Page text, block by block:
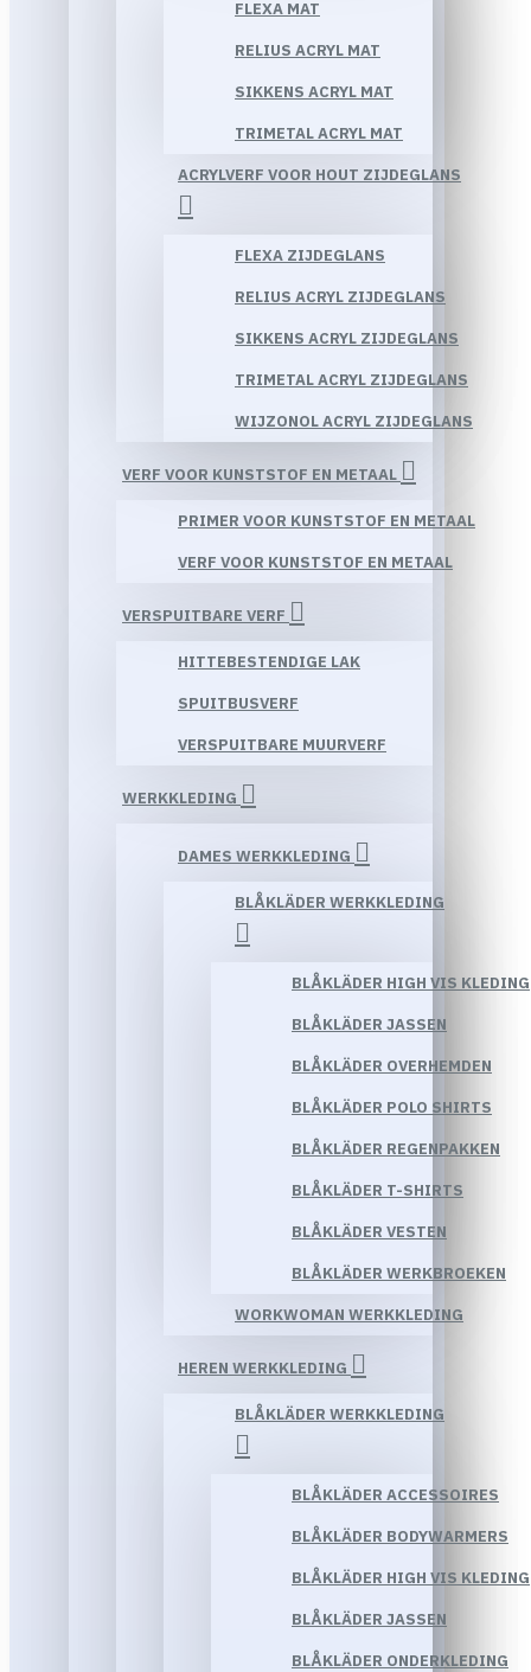
FLEXA MAT
RELIUS ACRYL MAT
SIKKENS ACRYL MAT
TRIMETAL ACRYL MAT
ACRYLVERF VOOR HOUT ZIJDEGLANS
FLEXA ZIJDEGLANS
RELIUS ACRYL ZIJDEGLANS
SIKKENS ACRYL ZIJDEGLANS
TRIMETAL ACRYL ZIJDEGLANS
WIJZONOL ACRYL ZIJDEGLANS
VERF VOOR KUNSTSTOF EN METAAL
PRIMER VOOR KUNSTSTOF EN METAAL
VERF VOOR KUNSTSTOF EN METAAL
VERSPUITBARE VERF
HITTEBESTENDIGE LAK
SPUITBUSVERF
VERSPUITBARE MUURVERF
WERKKLEDING
DAMES WERKKLEDING
BLÅKLÄDER WERKKLEDING
BLÅKLÄDER HIGH VIS KLEDING
BLÅKLÄDER JASSEN
BLÅKLÄDER OVERHEMDEN
BLÅKLÄDER POLO SHIRTS
BLÅKLÄDER REGENPAKKEN
BLÅKLÄDER T-SHIRTS
BLÅKLÄDER VESTEN
BLÅKLÄDER WERKBROEKEN
WORKWOMAN WERKKLEDING
HEREN WERKKLEDING
BLÅKLÄDER WERKKLEDING
BLÅKLÄDER ACCESSOIRES
BLÅKLÄDER BODYWARMERS
BLÅKLÄDER HIGH VIS KLEDING
BLÅKLÄDER JASSEN
BLÅKLÄDER ONDERKLEDING